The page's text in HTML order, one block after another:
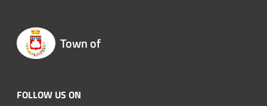
Town of
FOLLOW US ON